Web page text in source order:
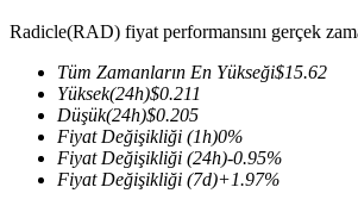
COIN-M Vadeli İşlemleri
Kripto Para Vadeli İşlemleri
TradFi
Radicle(RAD) fiyat performansını gerçek
Tüm Zamanların En Yükseği$15.62
Yüksek(24h)$0.211
Düşük(24h)$0.205
Fiyat Değişikliği (1h)0%
Fiyat Değişikliği (24h)-0.95%
Fiyat Değişikliği (7d)+1.97%